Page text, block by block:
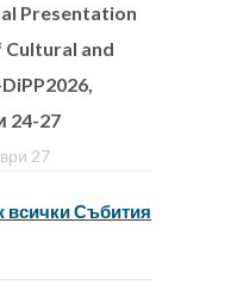
Presentation
and
24-27
27
всички Събития